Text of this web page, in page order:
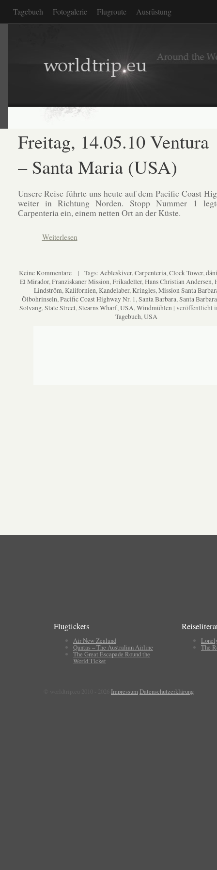
Tagebuch Fotogalerie Flugroute Ausrüstung
Freitag, 14.05.10 Ventura
– Santa Maria (USA)
Unsere Reise führte uns heute auf dem Pacific Coast
weiter in Richtung Norden. Stopp Nummer 1
Carpenteria ein, einem netten Ort an der Küste.
Weiterlesen
Keine Kommentare | Tags: Aebleskiver, Carpenteria, Clock Tower,
El Mirador, Franziskaner Mission, Frikadeller, Hans Christian Andersen,
Lindström, Kalifornien, Kandelaber, Kringles, Mission Santa
Ölbohrinseln, Pacific Coast Highway Nr. 1 , Santa Barbara, Santa
Solvang, State Street, Stearns Wharf, USA, Windmühlen | veröffentlicht
Tagebuch, USA
Flugtickets
Air New Zealand
Qantas – The Australian Airline
The Great Escapade Round the
World Ticket
The
Impressum Datenschutzerklärung